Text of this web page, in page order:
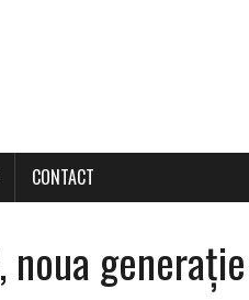
CONTACT
noua